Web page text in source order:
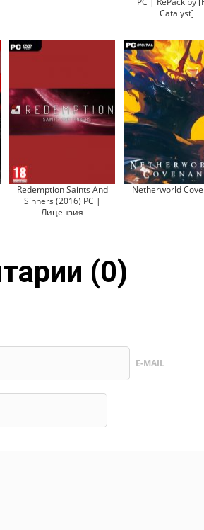
Catalyst]
Redemption Saints And
Sinners (2016) PC |
Лицензия
Netherworld
(0)
E-MAIL